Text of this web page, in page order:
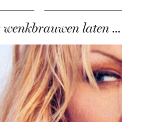
How-to: wenkbrauwen laten groeien